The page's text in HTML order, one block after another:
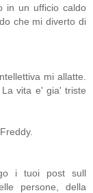
in un ufficio caldo
che mi diverto di
mi allatte.
vita e' gia' triste
i tuoi post sull
persone, della